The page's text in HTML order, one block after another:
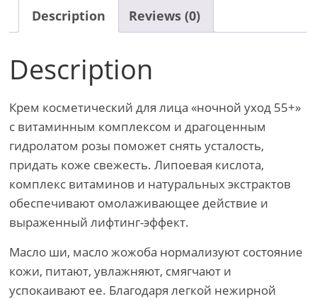
Description Reviews (0)
Description
Крем косметический для лица «ночной уход 55+»
с витаминным комплексом и драгоценным
гидролатом розы поможет снять усталость,
придать коже свежесть. Липоевая кислота,
комплекс витаминов и натуральных экстрактов
обеспечивают омолаживающее действие и
выраженный лифтинг-эффект.
Масло ши, масло жожоба нормализуют состояние
кожи, питают, увлажняют, смягчают и
успокаивают ее. Благодаря легкой нежирной